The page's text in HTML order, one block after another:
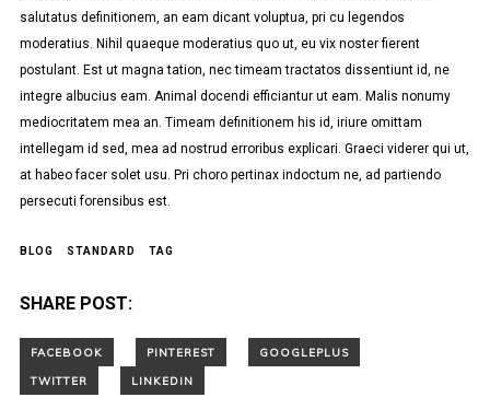
salutatus definitionem, an eam dicant voluptua, pri cu legendos
moderatius. Nihil quaeque moderatius quo ut, eu vix noster fierent
postulant. Est ut magna tation, nec timeam tractatos dissentiunt id, ne
integre albucius eam. Animal docendi efficiantur ut eam. Malis nonumy
mediocritatem mea an. Timeam definitionem his id, iriure omittam
intellegam id sed, mea ad nostrud erroribus explicari. Graeci viderer qui ut,
at habeo facer solet usu. Pri choro pertinax indoctum ne, ad partiendo
persecuti forensibus est.
BLOG STANDARD TAG
SHARE POST: